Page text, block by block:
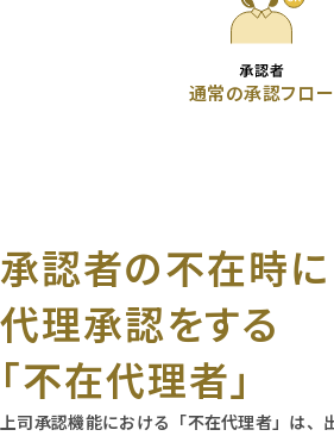
通常の承認フロー
承認者の不在時に
代理承認をする
「不在代理者」
上司承認機能における「不在代理者」は、